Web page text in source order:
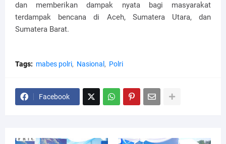
dan memberikan dampak nyata bagi masyarakat
terdampak bencana di Aceh, Sumatera Utara, dan
Sumatera Barat.
Tags: mabes polri Nasional Polri
Facebook